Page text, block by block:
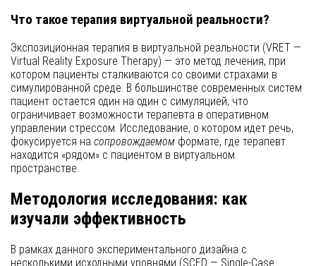
Что такое терапия виртуальной реальности?
Экспозиционная терапия в виртуальной реальности (VRET —
Virtual Reality Exposure Therapy) — это метод лечения, при
котором пациенты сталкиваются со своими страхами в
симулированной среде. В большинстве современных систем
пациент остается один на один с симуляцией, что
ограничивает возможности терапевта в оперативном
управлении стрессом. Исследование, о котором идет речь,
фокусируется на сопровождаемом формате, где терапевт
находится «рядом» с пациентом в виртуальном
пространстве.
Методология исследования: как
изучали эффективность
В рамках данного экспериментального дизайна с
несколькими исходными уровнями (SCED — Single-Case